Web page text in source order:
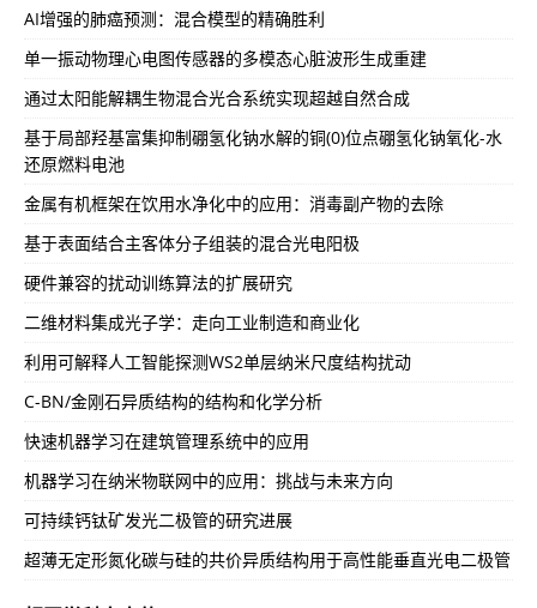
AI增强的肺癌预测：混合模型的精确胜利
单一振动物理心电图传感器的多模态心脏波形生成重建
通过太阳能解耦生物混合光合系统实现超越自然合成
基于局部羟基富集抑制硼氢化钠水解的铜(0)位点硼氢化钠氧化-水
还原燃料电池
金属有机框架在饮用水净化中的应用：消毒副产物的去除
基于表面结合主客体分子组装的混合光电阳极
硬件兼容的扰动训练算法的扩展研究
二维材料集成光子学：走向工业制造和商业化
利用可解释人工智能探测WS2单层纳米尺度结构扰动
C-BN/金刚石异质结构的结构和化学分析
快速机器学习在建筑管理系统中的应用
机器学习在纳米物联网中的应用：挑战与未来方向
可持续钙钛矿发光二极管的研究进展
超薄无定形氮化碳与硅的共价异质结构用于高性能垂直光电二极管